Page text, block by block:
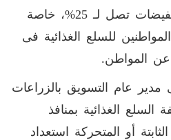
لعيد الأضحى المبارك بتخفيضات تصل لـ 25%، خاصة
للسلع الغذائية فى
عن المواطن.
عام التسويق بالزراعات
السلع الغذائية بمنافذ
أو المتحركة استعداد